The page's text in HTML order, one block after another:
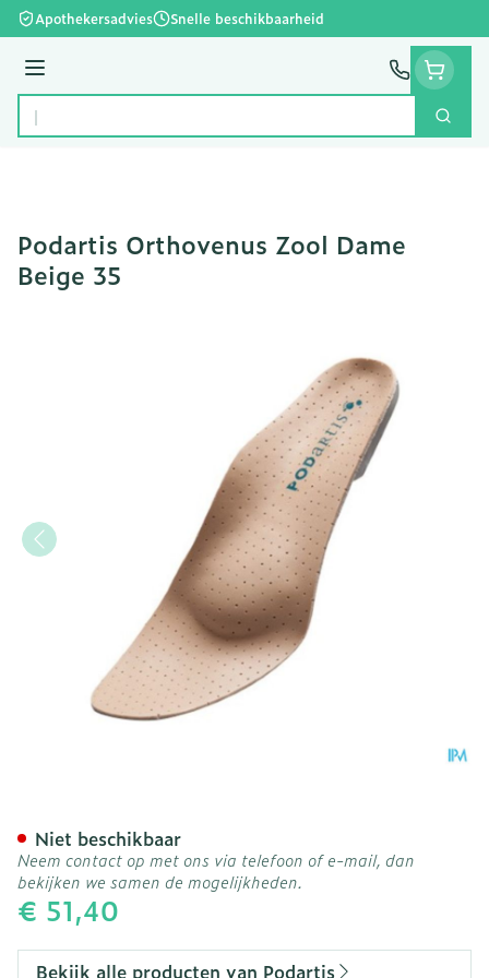
Ga naar de inhoud
Apothekersadvies Snelle beschikbaarheid
Menu
Product, merk, categorie...
Zoek
Podartis Orthovenus Zool Dame
Beige 35
€ 51,40
Niet beschikbaar
Neem contact op met ons via telefoon of e-mail, dan
bekijken we samen de mogelijkheden.
Bekijk alle producten van Podartis